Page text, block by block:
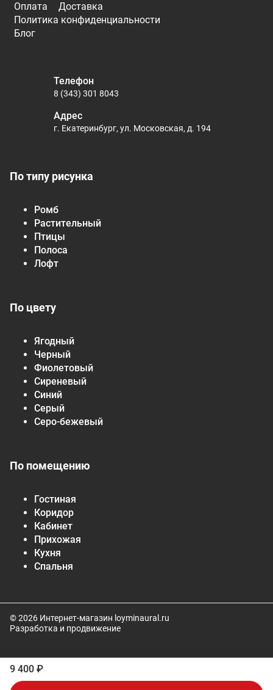
9 400 ₽
Оплата
Доставка
Политика конфиденциальности
Блог
По типу рисунка
Ромб
Растительный
Птицы
Полоса
Лофт
По цвету
Ягодный
Черный
Фиолетовый
Сиреневый
Синий
Серый
Серо-бежевый
По помещению
Гостиная
Коридор
Кабинет
Прихожая
Кухня
Спальня
Телефон
8 (343) 301 8043
Адрес
г. Екатеринбург, ул. Московская, д. 194
© 2026 Интернет-магазин loyminaural.ru
Разработка и продвижение